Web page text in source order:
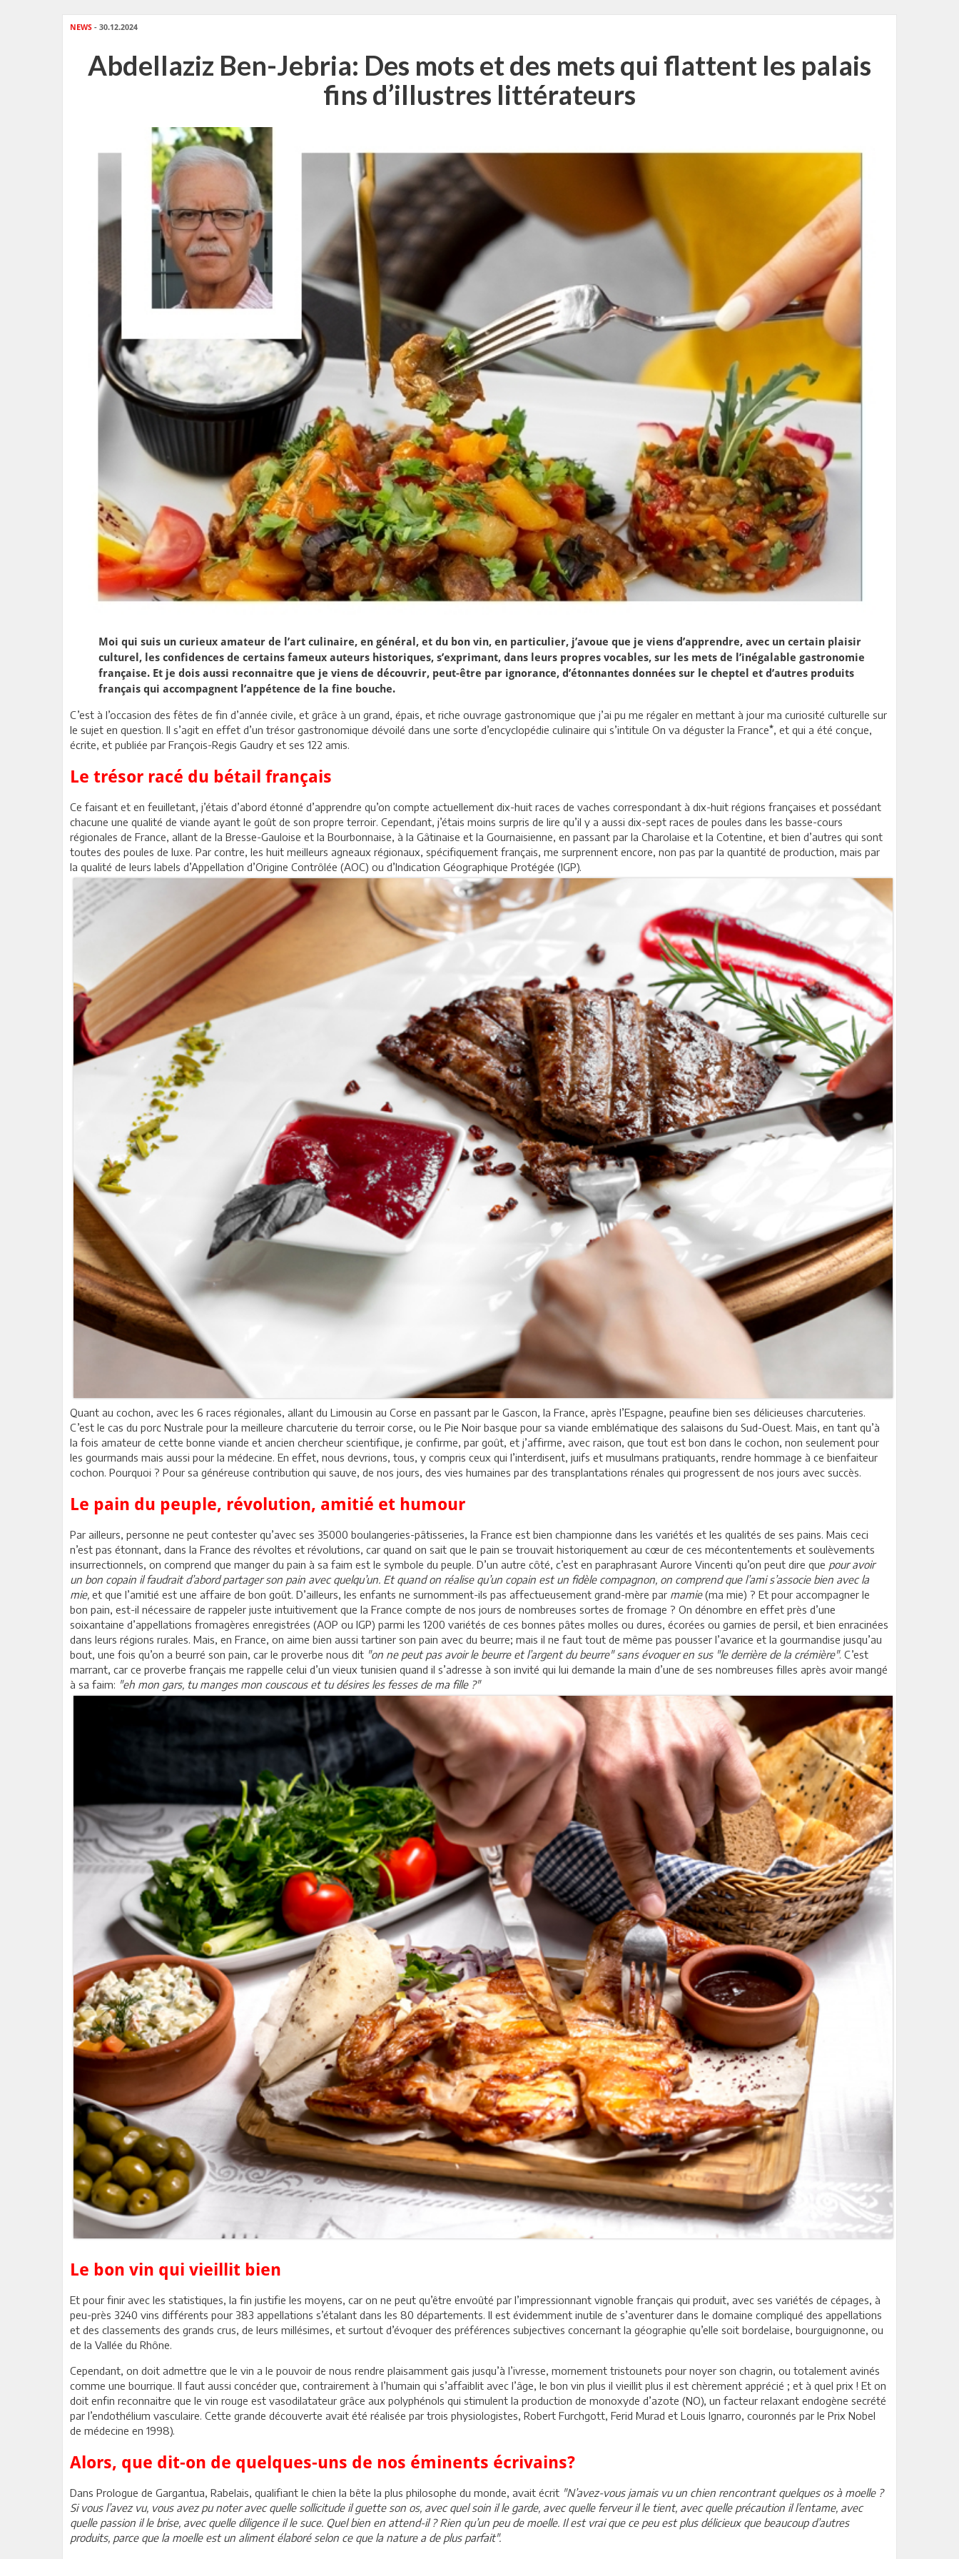
NEWS - 30.12.2024
Abdellaziz Ben-Jebria: Des mots et des mets qui flattent les palais
fins d’illustres littérateurs
Moi qui suis un curieux amateur de l’art culinaire, en général, et du bon vin, en particulier, j’avoue que je viens d’apprendre, avec un certain plaisir
culturel, les confidences de certains fameux auteurs historiques, s’exprimant, dans leurs propres vocables, sur les mets de l’inégalable gastronomie
française. Et je dois aussi reconnaitre que je viens de découvrir, peut-être par ignorance, d’étonnantes données sur le cheptel et d’autres produits
français qui accompagnent l’appétence de la fine bouche.
C’est à l’occasion des fêtes de fin d’année civile, et grâce à un grand, épais, et riche ouvrage gastronomique que j’ai pu me régaler en mettant à jour ma curiosité culturelle sur
le sujet en question. Il s’agit en effet d’un trésor gastronomique dévoilé dans une sorte d’encyclopédie culinaire qui s’intitule On va déguster la France*, et qui a été conçue,
écrite, et publiée par François-Regis Gaudry et ses 122 amis.
Le trésor racé du bétail français
Ce faisant et en feuilletant, j’étais d’abord étonné d’apprendre qu’on compte actuellement dix-huit races de vaches correspondant à dix-huit régions françaises et possédant
chacune une qualité de viande ayant le goût de son propre terroir. Cependant, j’étais moins surpris de lire qu’il y a aussi dix-sept races de poules dans les basse-cours
régionales de France, allant de la Bresse-Gauloise et la Bourbonnaise, à la Gâtinaise et la Gournaisienne, en passant par la Charolaise et la Cotentine, et bien d’autres qui sont
toutes des poules de luxe. Par contre, les huit meilleurs agneaux régionaux, spécifiquement français, me surprennent encore, non pas par la quantité de production, mais par
la qualité de leurs labels d’Appellation d’Origine Contrôlée (AOC) ou d’Indication Géographique Protégée (IGP).
Quant au cochon, avec les 6 races régionales, allant du Limousin au Corse en passant par le Gascon, la France, après l’Espagne, peaufine bien ses délicieuses charcuteries.
C’est le cas du porc Nustrale pour la meilleure charcuterie du terroir corse, ou le Pie Noir basque pour sa viande emblématique des salaisons du Sud-Ouest. Mais, en tant qu’à
la fois amateur de cette bonne viande et ancien chercheur scientifique, je confirme, par goût, et j’affirme, avec raison, que tout est bon dans le cochon, non seulement pour
les gourmands mais aussi pour la médecine. En effet, nous devrions, tous, y compris ceux qui l’interdisent, juifs et musulmans pratiquants, rendre hommage à ce bienfaiteur
cochon. Pourquoi ? Pour sa généreuse contribution qui sauve, de nos jours, des vies humaines par des transplantations rénales qui progressent de nos jours avec succès.
Le pain du peuple, révolution, amitié et humour
Par ailleurs, personne ne peut contester qu’avec ses 35000 boulangeries-pâtisseries, la France est bien championne dans les variétés et les qualités de ses pains. Mais ceci
n’est pas étonnant, dans la France des révoltes et révolutions, car quand on sait que le pain se trouvait historiquement au cœur de ces mécontentements et soulèvements
insurrectionnels, on comprend que manger du pain à sa faim est le symbole du peuple. D’un autre côté, c’est en paraphrasant Aurore Vincenti qu’on peut dire que pour avoir
un bon copain il faudrait d’abord partager son pain avec quelqu’un. Et quand on réalise qu’un copain est un fidèle compagnon, on comprend que l’ami s’associe bien avec la
mie, et que l’amitié est une affaire de bon goût. D’ailleurs, les enfants ne surnomment-ils pas affectueusement grand-mère par mamie(ma mie) ? Et pour accompagner le
bon pain, est-il nécessaire de rappeler juste intuitivement que la France compte de nos jours de nombreuses sortes de fromage ? On dénombre en effet près d’une
soixantaine d’appellations fromagères enregistrées (AOP ou IGP) parmi les 1200 variétés de ces bonnes pâtes molles ou dures, écorées ou garnies de persil, et bien enracinées
dans leurs régions rurales. Mais, en France, on aime bien aussi tartiner son pain avec du beurre; mais il ne faut tout de même pas pousser l’avarice et la gourmandise jusqu’au
bout, une fois qu’on a beurré son pain, car le proverbe nous dit "on ne peut pas avoir le beurre et l’argent du beurre" sans évoquer en sus "le derrière de la crémière". C’est
marrant, car ce proverbe français me rappelle celui d’un vieux tunisien quand il s’adresse à son invité qui lui demande la main d’une de ses nombreuses filles après avoir mangé
à sa faim: "eh mon gars, tu manges mon couscous et tu désires les fesses de ma fille ?"
Le bon vin qui vieillit bien
Et pour finir avec les statistiques, la fin justifie les moyens, car on ne peut qu’être envoûté par l’impressionnant vignoble français qui produit, avec ses variétés de cépages, à
peu-près 3240 vins différents pour 383 appellations s’étalant dans les 80 départements. Il est évidemment inutile de s’aventurer dans le domaine compliqué des appellations
et des classements des grands crus, de leurs millésimes, et surtout d’évoquer des préférences subjectives concernant la géographie qu’elle soit bordelaise, bourguignonne, ou
de la Vallée du Rhône.
Cependant, on doit admettre que le vin a le pouvoir de nous rendre plaisamment gais jusqu’à l’ivresse, mornement tristounets pour noyer son chagrin, ou totalement avinés
comme une bourrique. Il faut aussi concéder que, contrairement à l’humain qui s’affaiblit avec l’âge, le bon vin plus il vieillit plus il est chèrement apprécié ; et à quel prix ! Et on
doit enfin reconnaitre que le vin rouge est vasodilatateur grâce aux polyphénols qui stimulent la production de monoxyde d’azote (NO), un facteur relaxant endogène secrété
par l’endothélium vasculaire. Cette grande découverte avait été réalisée par trois physiologistes, Robert Furchgott, Ferid Murad et Louis Ignarro, couronnés par le Prix Nobel
de médecine en 1998).
Alors, que dit-on de quelques-uns de nos éminents écrivains?
Dans Prologue de Gargantua, Rabelais, qualifiant le chien la bête la plus philosophe du monde, avait écrit "N’avez-vous jamais vu un chien rencontrant quelques os à moelle ?
Si vous l’avez vu, vous avez pu noter avec quelle sollicitude il guette son os, avec quel soin il le garde, avec quelle ferveur il le tient, avec quelle précaution il l’entame, avec
quelle passion il le brise, avec quelle diligence il le suce. Quel bien en attend-il ? Rien qu’un peu de moelle. Il est vrai que ce peu est plus délicieux que beaucoup d’autres
produits, parce que la moelle est un aliment élaboré selon ce que la nature a de plus parfait".